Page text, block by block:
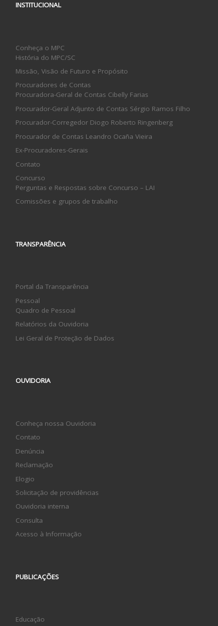
INSTITUCIONAL
Conheça o MPC
História do MPC/SC
Missão, Visão de Futuro e Propósito
Procuradores de Contas
Procuradora-Geral de Contas Cibelly Farias
Procurador-Geral Adjunto de Contas Sérgio Ramos Filho
Procurador-Corregedor Diogo Roberto Ringenberg
Procurador de Contas Leandro Ocaña Vieira
Ex-Procuradores-Gerais
Contato
Concurso
Perguntas e Respostas sobre Concurso – LAI
Comissões e grupos de trabalho
TRANSPARÊNCIA
Portal da Transparência
Pessoal
Quadro de Pessoal
Relatórios da Ouvidoria
Lei Geral de Proteção de Dados
OUVIDORIA
Conheça nossa Ouvidoria
Contato
Denúncia
Reclamação
Elogio
Solicitação de providências
Ouvidoria interna
Consulta
Acesso à Informação
PUBLICAÇÕES
Educação